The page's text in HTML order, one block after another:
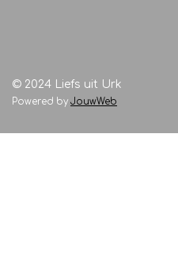
© 2024 Liefs uit Urk
Powered by JouwWeb